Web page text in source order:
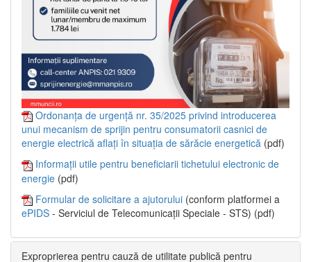
Ordonanța de urgență nr. 35/2025 privind introducerea
unui mecanism de sprijin pentru consumatorii casnici de
energie electrică aflați în situația de sărăcie energetică (pdf)
Informații utile pentru beneficiarii tichetului electronic de
energie (pdf)
Formular de solicitare a ajutorului (conform platformei a
ePIDS - Serviciul de Telecomunicații Speciale - STS) (pdf)
Exproprierea pentru cauză de utilitate publică pentru